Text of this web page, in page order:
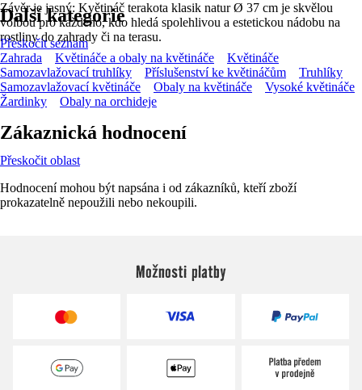
Závěr je jasný: Květináč terakota klasik natur Ø 37 cm je skvělou
volbou pro každého, kdo hledá spolehlivou a estetickou nádobu na
rostliny do zahrady či na terasu.
Další kategorie
Přeskočit seznam
Zahrada
Květináče a obaly na květináče
Květináče
Samozavlažovací truhlíky
Příslušenství ke květináčům
Truhlíky
Samozavlažovací květináče
Obaly na květináče
Vysoké květináče
Žardinky
Obaly na orchideje
Zákaznická hodnocení
Přeskočit oblast
Hodnocení mohou být napsána i od zákazníků, kteří zboží
prokazatelně nepoužili nebo nekoupili.
Možnosti platby